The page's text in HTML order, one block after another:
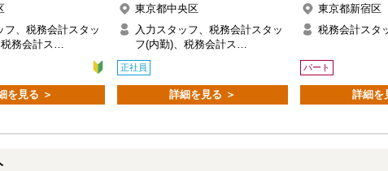
ュアル面談へ＞
な面談を実施
キャリアを相談可
考へ進めます
柔軟に対応
調整も可能
フ、税務会計スタッ
税務会計ス…
を見る ＞
東京都中央区
入力スタッフ、税務会計スタッ
フ(内勤)、税務会計ス…
正社員
詳細を見る ＞
東京都新宿区
税務会計スタ
パート
詳細を